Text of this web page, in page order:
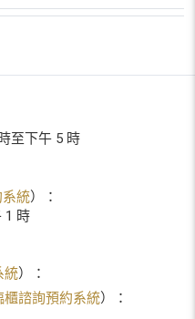
至下午 5 時
系統）：
1 時
統）：
櫃諮詢預約系統）：